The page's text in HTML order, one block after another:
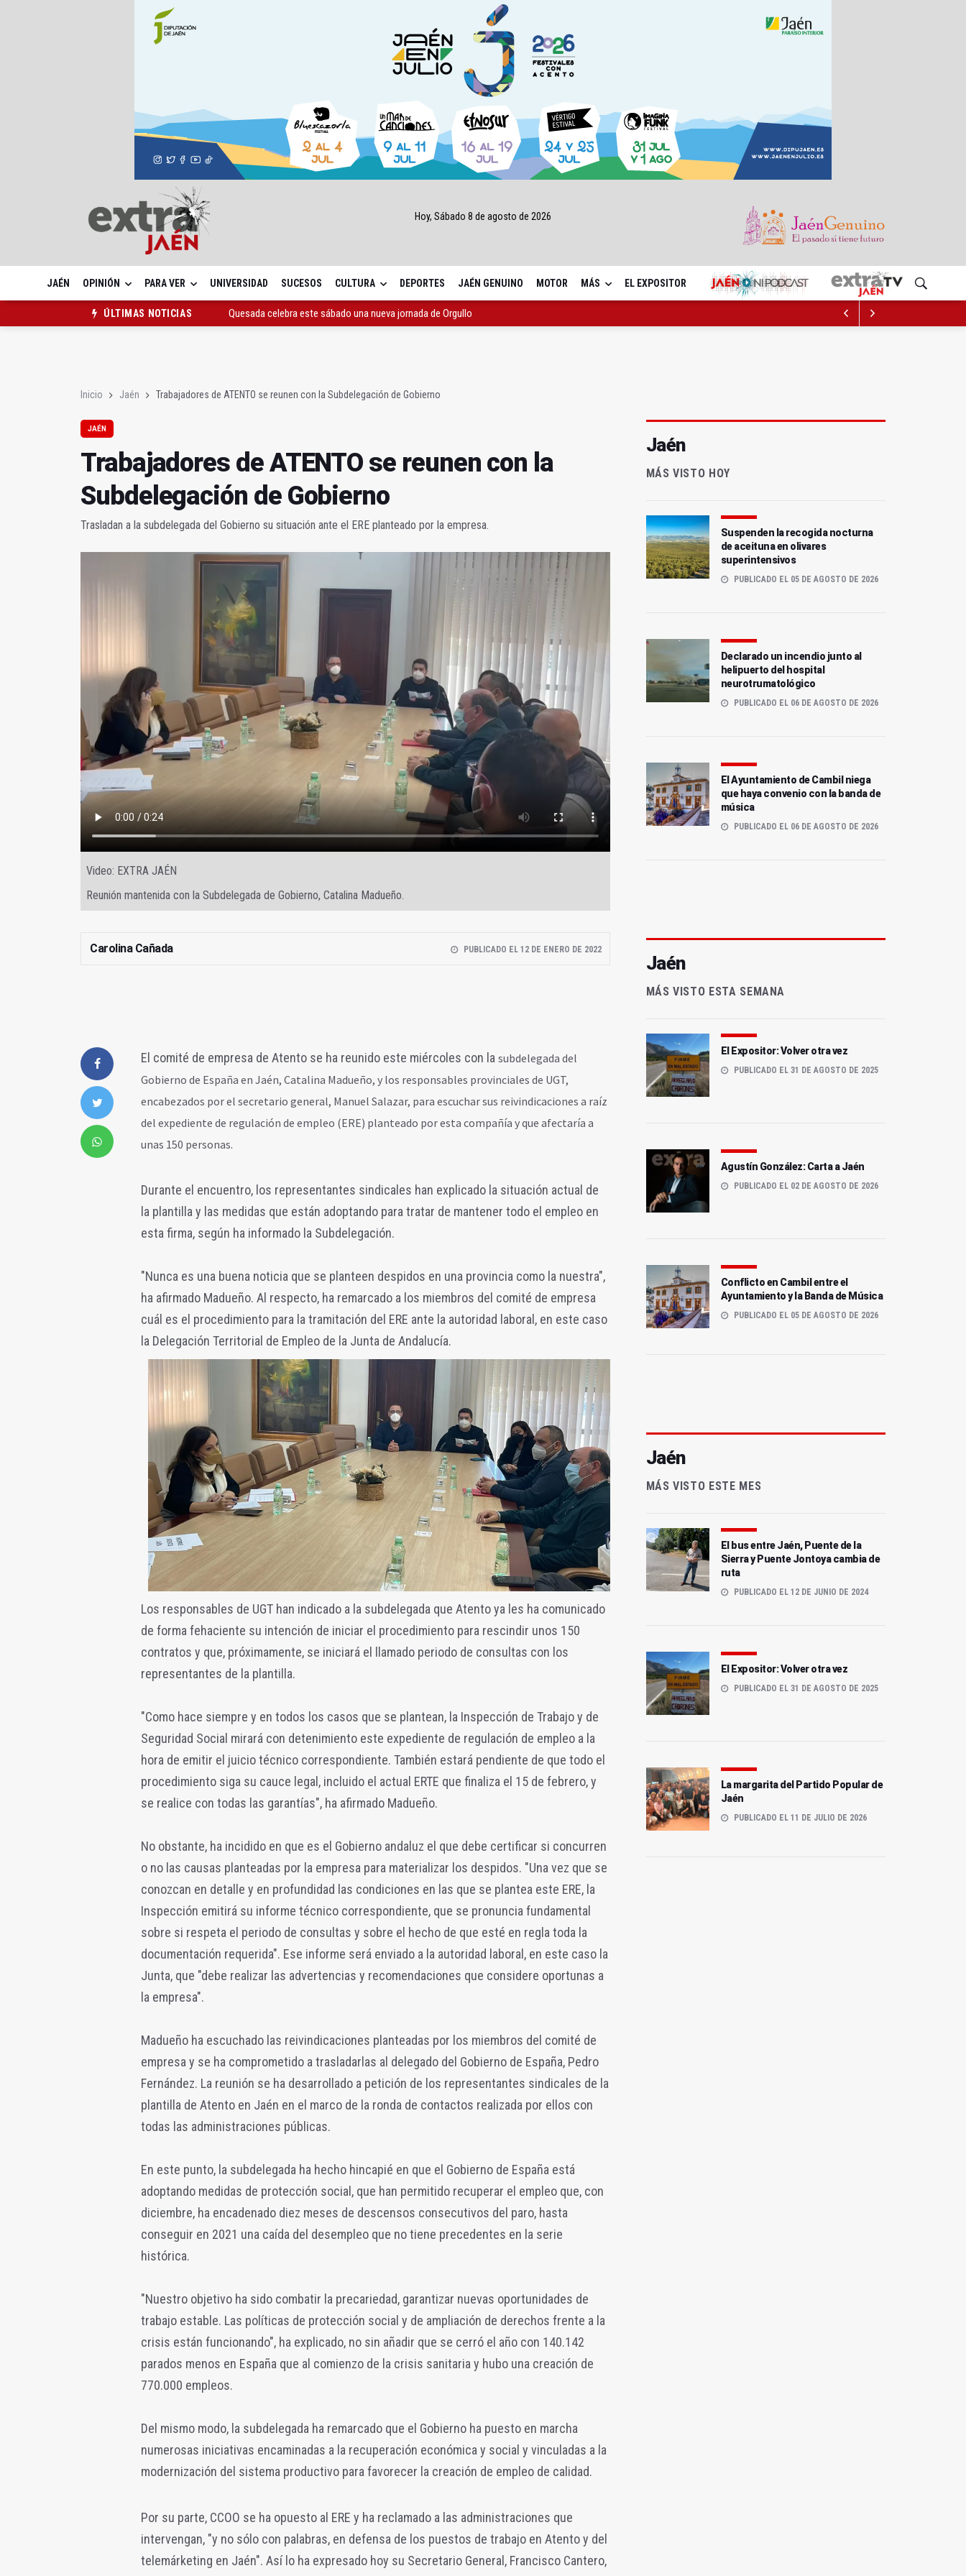
Hoy, Sábado 8 de agosto de 2026
JAÉN OPINIÓN PARA VER UNIVERSIDAD SUCESOS CULTURA DEPORTES JAÉN GENUINO MOTOR MÁS EL EXPOSITOR
ÚLTIMAS NOTICIAS
Quesada celebra este sábado una nueva jornada de Orgullo
Inicio Jaén Trabajadores de ATENTO se reunen con la Subdelegación de Gobierno
JAÉN
Trabajadores de ATENTO se reunen con la
Subdelegación de Gobierno
Trasladan a la subdelegada del Gobierno su situación ante el ERE planteado por la empresa.
Video: EXTRA JAÉN
Reunión mantenida con la Subdelegada de Gobierno, Catalina Madueño.
Carolina Cañada PUBLICADO EL 12 DE ENERO DE 2022
El comité de empresa de Atento se ha reunido este miércoles con la subdelegada del
Gobierno de España en Jaén, Catalina Madueño, y los responsables provinciales de UGT,
encabezados por el secretario general, Manuel Salazar, para escuchar sus reivindicaciones a raíz
del expediente de regulación de empleo (ERE) planteado por esta compañía y que afectaría a
unas 150 personas.
Durante el encuentro, los representantes sindicales han explicado la situación actual de
la plantilla y las medidas que están adoptando para tratar de mantener todo el empleo en
esta firma, según ha informado la Subdelegación.
"Nunca es una buena noticia que se planteen despidos en una provincia como la nuestra",
ha afirmado Madueño. Al respecto, ha remarcado a los miembros del comité de empresa
cuál es el procedimiento para la tramitación del ERE ante la autoridad laboral, en este caso
la Delegación Territorial de Empleo de la Junta de Andalucía.
Los responsables de UGT han indicado a la subdelegada que Atento ya les ha comunicado
de forma fehaciente su intención de iniciar el procedimiento para rescindir unos 150
contratos y que, próximamente, se iniciará el llamado periodo de consultas con los
representantes de la plantilla.
"Como hace siempre y en todos los casos que se plantean, la Inspección de Trabajo y de
Seguridad Social mirará con detenimiento este expediente de regulación de empleo a la
hora de emitir el juicio técnico correspondiente. También estará pendiente de que todo el
procedimiento siga su cauce legal, incluido el actual ERTE que finaliza el 15 de febrero, y
se realice con todas las garantías", ha afirmado Madueño.
No obstante, ha incidido en que es el Gobierno andaluz el que debe certificar si concurren
o no las causas planteadas por la empresa para materializar los despidos. "Una vez que se
conozcan en detalle y en profundidad las condiciones en las que se plantea este ERE, la
Inspección emitirá su informe técnico correspondiente, que se pronuncia fundamental
sobre si respeta el periodo de consultas y sobre el hecho de que esté en regla toda la
documentación requerida". Ese informe será enviado a la autoridad laboral, en este caso la
Junta, que "debe realizar las advertencias y recomendaciones que considere oportunas a
la empresa".
Madueño ha escuchado las reivindicaciones planteadas por los miembros del comité de
empresa y se ha comprometido a trasladarlas al delegado del Gobierno de España, Pedro
Fernández. La reunión se ha desarrollado a petición de los representantes sindicales de la
plantilla de Atento en Jaén en el marco de la ronda de contactos realizada por ellos con
todas las administraciones públicas.
En este punto, la subdelegada ha hecho hincapié en que el Gobierno de España está
adoptando medidas de protección social, que han permitido recuperar el empleo que, con
diciembre, ha encadenado diez meses de descensos consecutivos del paro, hasta
conseguir en 2021 una caída del desempleo que no tiene precedentes en la serie
histórica.
"Nuestro objetivo ha sido combatir la precariedad, garantizar nuevas oportunidades de
trabajo estable. Las políticas de protección social y de ampliación de derechos frente a la
crisis están funcionando", ha explicado, no sin añadir que se cerró el año con 140.142
parados menos en España que al comienzo de la crisis sanitaria y hubo una creación de
770.000 empleos.
Del mismo modo, la subdelegada ha remarcado que el Gobierno ha puesto en marcha
numerosas iniciativas encaminadas a la recuperación económica y social y vinculadas a la
modernización del sistema productivo para favorecer la creación de empleo de calidad.
Por su parte, CCOO se ha opuesto al ERE y ha reclamado a las administraciones que
intervengan, "y no sólo con palabras, en defensa de los puestos de trabajo en Atento y del
telemárketing en Jaén". Así lo ha expresado hoy su Secretario General, Francisco Cantero,
Jaén
MÁS VISTO HOY
Suspenden la recogida nocturna
de aceituna en olivares
superintensivos
PUBLICADO EL 05 DE AGOSTO DE 2026
Declarado un incendio junto al
helipuerto del hospital
neurotrumatológico
PUBLICADO EL 06 DE AGOSTO DE 2026
El Ayuntamiento de Cambil niega
que haya convenio con la banda de
música
PUBLICADO EL 06 DE AGOSTO DE 2026
Jaén
MÁS VISTO ESTA SEMANA
El Expositor: Volver otra vez
PUBLICADO EL 31 DE AGOSTO DE 2025
Agustín González: Carta a Jaén
PUBLICADO EL 02 DE AGOSTO DE 2026
Conflicto en Cambil entre el
Ayuntamiento y la Banda de Música
PUBLICADO EL 05 DE AGOSTO DE 2026
Jaén
MÁS VISTO ESTE MES
El bus entre Jaén, Puente de la
Sierra y Puente Jontoya cambia de
ruta
PUBLICADO EL 12 DE JUNIO DE 2024
El Expositor: Volver otra vez
PUBLICADO EL 31 DE AGOSTO DE 2025
La margarita del Partido Popular de
Jaén
PUBLICADO EL 11 DE JULIO DE 2026